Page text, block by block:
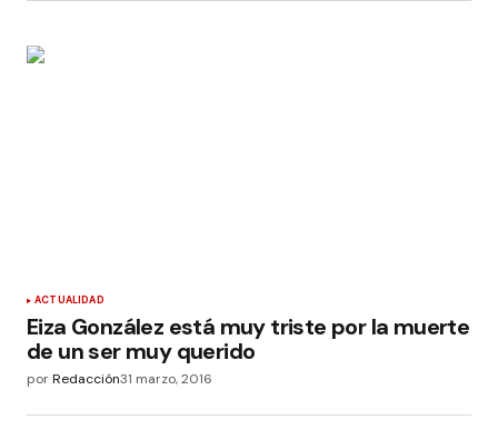
ACTUALIDAD
Eiza González está muy triste por la muerte
de un ser muy querido
porRedacción31 marzo, 2016